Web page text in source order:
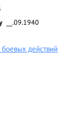
бою
окружении
...»
__.09.1940
действий